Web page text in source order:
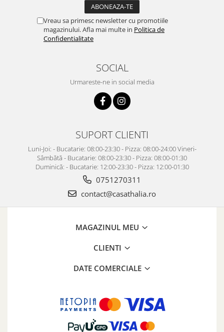
Vreau sa primesc newsletter cu promotiile
magazinului. Afla mai multe in Politica de
Confidentialitate
SOCIAL
Urmareste-ne in social media
SUPORT CLIENTI
Luni-Joi: - Bucatarie: 08:00-23:30 - Pizza: 08:00-24:00 Vineri-
Sâmbătă - Bucatarie: 08:00-23:30 - Pizza: 08:00-01:30
Duminică: - Bucatarie: 12:00-23:30 - Pizza: 12:00-01:30
0751270311
contact@casathalia.ro
MAGAZINUL MEU
CLIENTI
DATE COMERCIALE